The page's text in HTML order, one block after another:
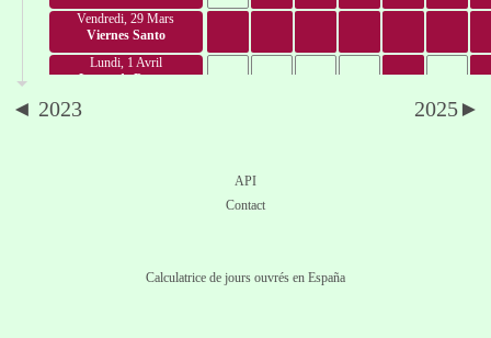
Vendredi, 29 Mars
Viernes Santo
Lundi, 1 Avril
Lunes de Pascua
Vendredi, 17 Mai
◄ 2023 2025►
API
Contact
Calculatrice de jours ouvrés en España